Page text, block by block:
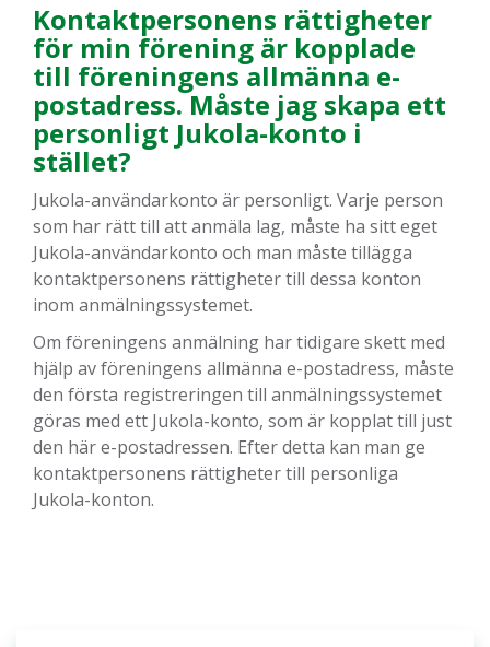
Kontaktpersonens rättigheter
för min förening är kopplade
till föreningens allmänna e-
postadress. Måste jag skapa ett
personligt Jukola-konto i
stället?
Jukola-användarkonto är personligt. Varje person
som har rätt till att anmäla lag, måste ha sitt eget
Jukola-användarkonto och man måste tillägga
kontaktpersonens rättigheter till dessa konton
inom anmälningssystemet.
Om föreningens anmälning har tidigare skett med
hjälp av föreningens allmänna e-postadress, måste
den första registreringen till anmälningssystemet
göras med ett Jukola-konto, som är kopplat till just
den här e-postadressen. Efter detta kan man ge
kontaktpersonens rättigheter till personliga
Jukola-konton.